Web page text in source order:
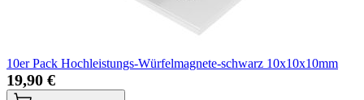
10er Pack Hochleistungs-Würfelmagnete-schwarz 10x10x10mm
19,90 €